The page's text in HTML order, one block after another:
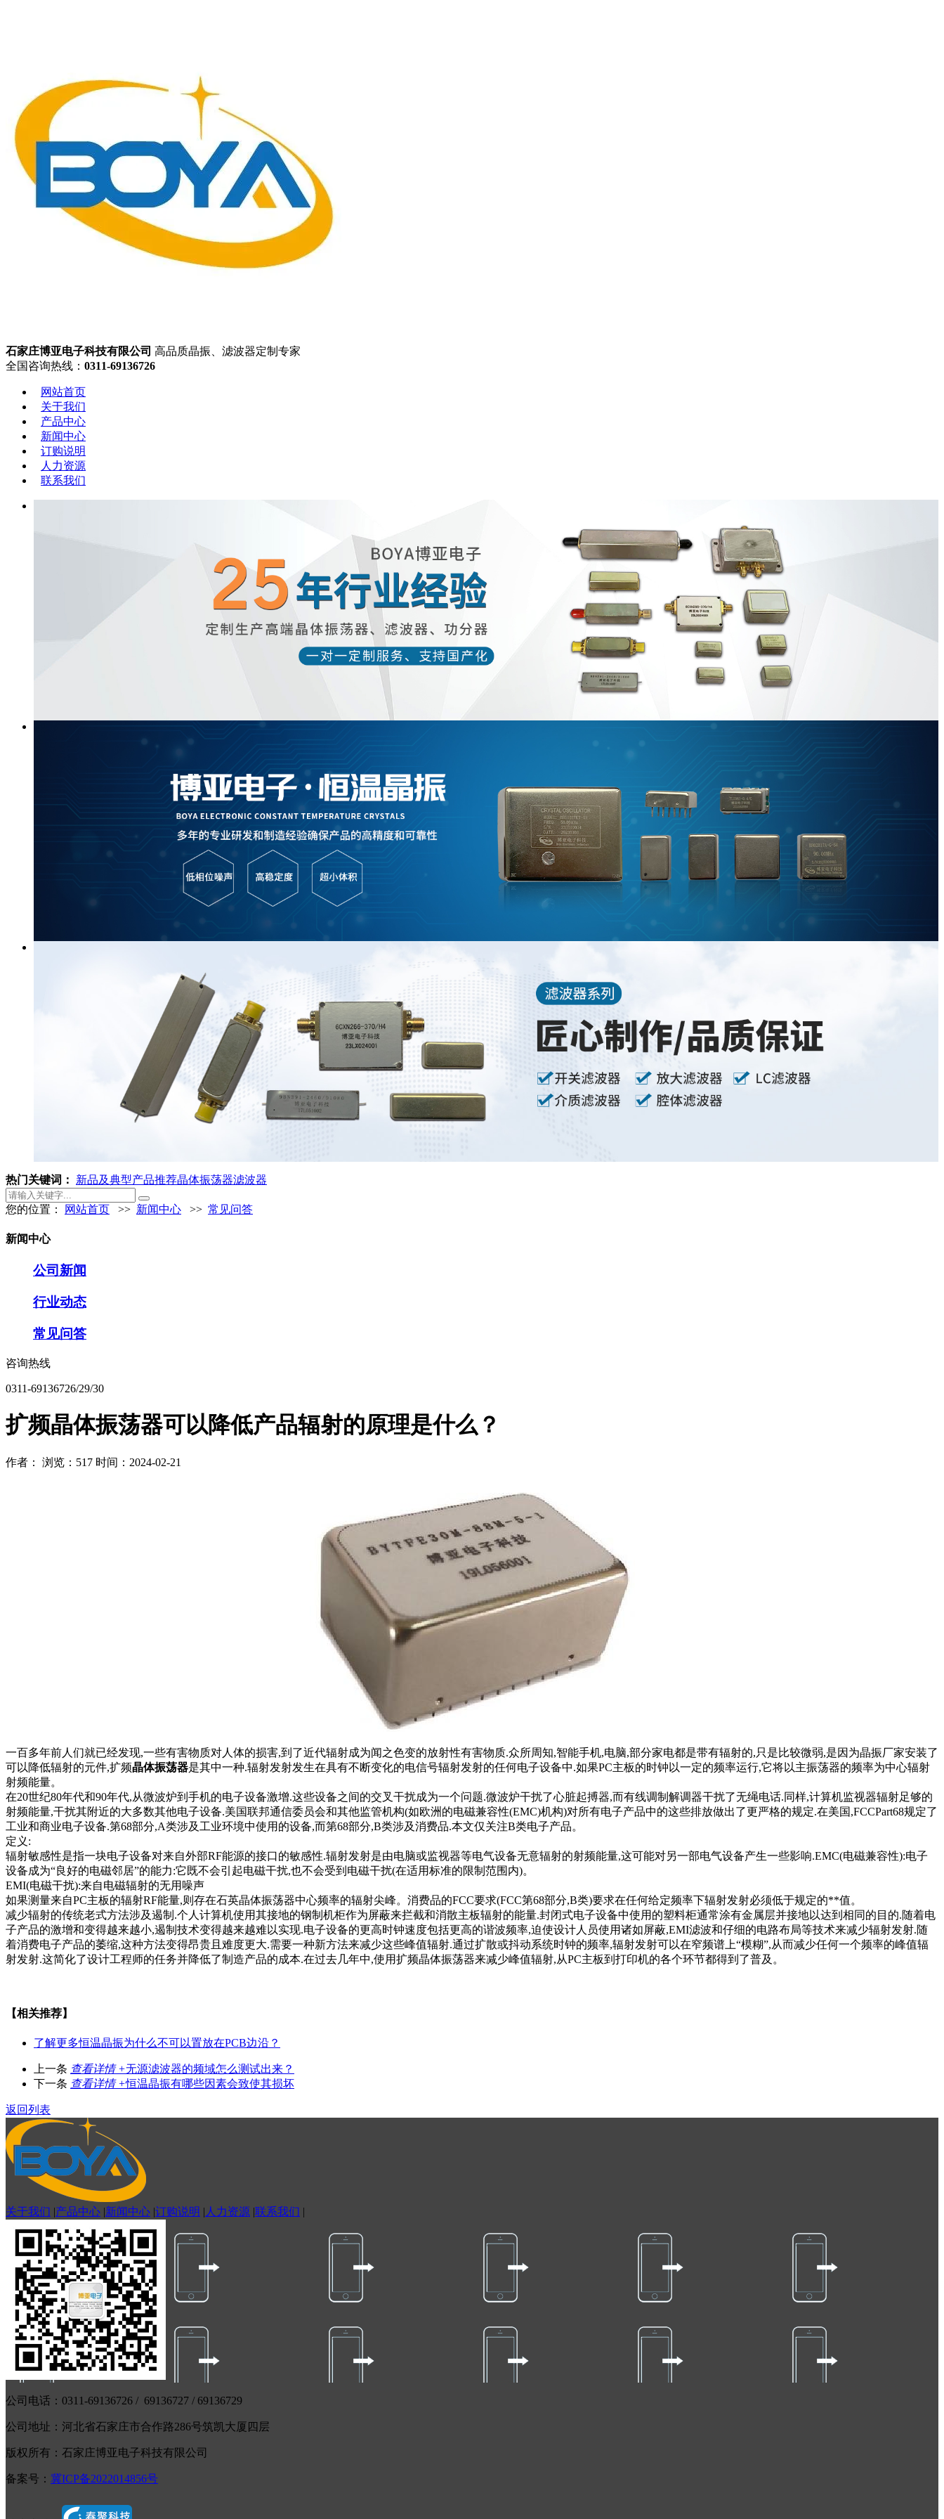
石家庄博亚电子科技有限公司 高品质晶振、滤波器定制专家
全国咨询热线： 0311-69136726
网站首页
关于我们
产品中心
新闻中心
订购说明
人力资源
联系我们
热门关键词： 新品及典型产品推荐晶体振荡器滤波器
您的位置： 网站首页 >> 新闻中心 >> 常见问答
新闻中心
公司新闻
行业动态
常见问答
咨询热线
0311-69136726/29/30
扩频晶体振荡器可以降低产品辐射的原理是什么？
作者： 浏览：517 时间：2024-02-21
一百多年前人们就已经发现,一些有害物质对人体的损害,到了近代辐射成为闻之色变的放射性有害物质.众所周知,智能手机,电脑,部分家电都是带有辐射的,只是比较微弱,是因为晶振厂家安装了
可以降低辐射的元件,扩频晶体振荡器是其中一种.辐射发射发生在具有不断变化的电信号辐射发射的任何电子设备中.如果PC主板的时钟以一定的频率运行,它将以主振荡器的频率为中心辐射
射频能量。
在20世纪80年代和90年代,从微波炉到手机的电子设备激增.这些设备之间的交叉干扰成为一个问题.微波炉干扰了心脏起搏器,而有线调制解调器干扰了无绳电话.同样,计算机监视器辐射足够的
射频能量,干扰其附近的大多数其他电子设备.美国联邦通信委员会和其他监管机构(如欧洲的电磁兼容性(EMC)机构)对所有电子产品中的这些排放做出了更严格的规定.在美国,FCCPart68规定了
工业和商业电子设备.第68部分,A类涉及工业环境中使用的设备,而第68部分,B类涉及消费品.本文仅关注B类电子产品。
定义:
辐射敏感性是指一块电子设备对来自外部RF能源的接口的敏感性.辐射发射是由电脑或监视器等电气设备无意辐射的射频能量,这可能对另一部电气设备产生一些影响.EMC(电磁兼容性):电子
设备成为“良好的电磁邻居”的能力:它既不会引起电磁干扰,也不会受到电磁干扰(在适用标准的限制范围内)。
EMI(电磁干扰):来自电磁辐射的无用噪声
如果测量来自PC主板的辐射RF能量,则存在石英晶体振荡器中心频率的辐射尖峰。消费品的FCC要求(FCC第68部分,B类)要求在任何给定频率下辐射发射必须低于规定的**值。
减少辐射的传统老式方法涉及遏制.个人计算机使用其接地的钢制机柜作为屏蔽来拦截和消散主板辐射的能量.封闭式电子设备中使用的塑料柜通常涂有金属层并接地以达到相同的目的.随着电
子产品的激增和变得越来越小,遏制技术变得越来越难以实现.电子设备的更高时钟速度包括更高的谐波频率,迫使设计人员使用诸如屏蔽,EMI滤波和仔细的电路布局等技术来减少辐射发射.随
着消费电子产品的萎缩,这种方法变得昂贵且难度更大.需要一种新方法来减少这些峰值辐射.通过扩散或抖动系统时钟的频率,辐射发射可以在窄频谱上“模糊”,从而减少任何一个频率的峰值辐
射发射.这简化了设计工程师的任务并降低了制造产品的成本.在过去几年中,使用扩频晶体振荡器来减少峰值辐射,从PC主板到打印机的各个环节都得到了普及。
【相关推荐】
了解更多恒温晶振为什么不可以置放在PCB边沿？
上一条 查看详情 +无源滤波器的频域怎么测试出来？
下一条 查看详情 +恒温晶振有哪些因素会致使其损坏
返回列表
关于我们 |产品中心 |新闻中心 |订购说明 | 人力资源 |联系我们 |
公司电话：0311-69136726 / 69136727 / 69136729
公司地址：河北省石家庄市合作路286号筑凯大厦四层
版权所有：石家庄博亚电子科技有限公司
备案号： 冀ICP备2022014856号